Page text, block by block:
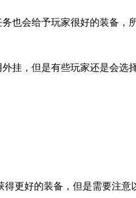
也会给予玩家很好的装备，
挂，但是有些玩家还是会选
更好的装备，但是需要注意